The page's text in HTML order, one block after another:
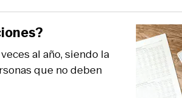
al año, siendo la
que no deben